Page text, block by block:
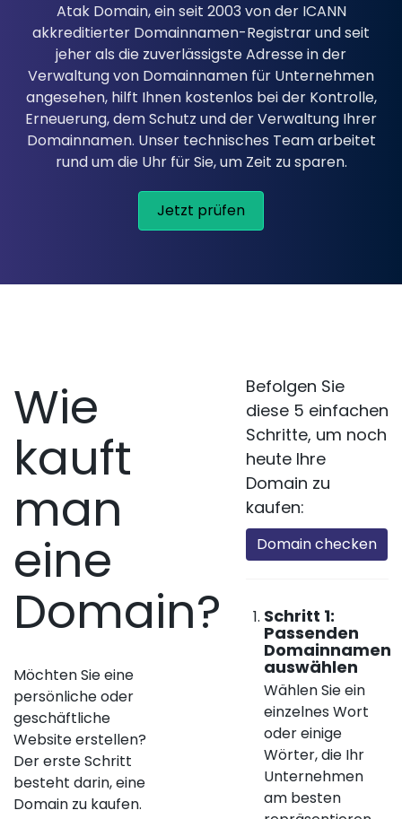
Atak Domain, ein seit 2003 von der ICANN
akkreditierter Domainnamen-Registrar und seit
jeher als die zuverlässigste Adresse in der
Verwaltung von Domainnamen für Unternehmen
angesehen, hilft Ihnen kostenlos bei der Kontrolle,
Erneuerung, dem Schutz und der Verwaltung Ihrer
Domainnamen. Unser technisches Team arbeitet
rund um die Uhr für Sie, um Zeit zu sparen.
Jetzt prüfen
Wie
kauft
man
eine
Domain?
Möchten Sie eine
persönliche oder
geschäftliche
Website erstellen?
Der erste Schritt
besteht darin, eine
Domain zu kaufen.
Befolgen Sie
diese 5 einfachen
Schritte, um noch
heute Ihre
Domain zu
kaufen:
Domain checken
Schritt 1:
Passenden
Domainnamen
auswählen
Wählen Sie ein
einzelnes Wort
oder einige
Wörter, die Ihr
Unternehmen
am besten